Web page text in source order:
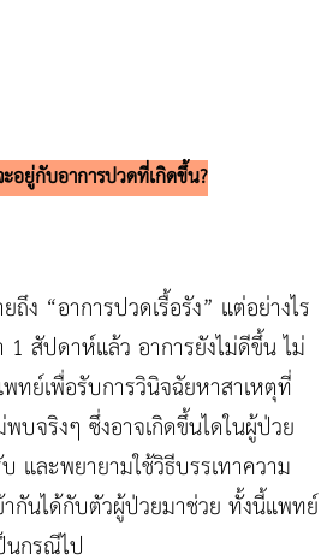
อยู่กับอาการปวดที่เกิดขึ้น?
ง “อาการปวดเรื้อรัง” แต่อย่างไร
สัปดาห์แล้ว อาการยังไม่ดีขึ้น ไม่
ทย์เพื่อรับการวินิจฉัยหาสาเหตุที่
บจริงๆ ซึ่งอาจเกิดขึ้นไดในผู้ป่วย
และพยายามใช้วิธีบรรเทาความ
กันได้กับตัวผู้ป่วยมาช่วย ทั้งนี้แพทย์
นกรณีไป